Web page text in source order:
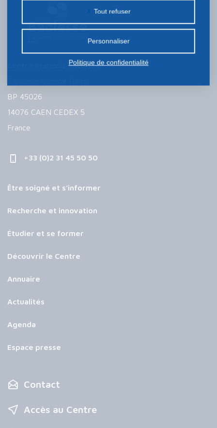
Centre François Baclesse
BP 45026
14076 CAEN CEDEX 5
France
+33 (0)2 31 45 50 50
Être soigné et s’informer
Recherche et innovation
Étudier et se former
Découvrir le Centre
Annuaire
Actualités
Agenda
Espace presse
Contact
Accès au Centre
préalable.
Tout refuser
Personnaliser
Politique de confidentialité